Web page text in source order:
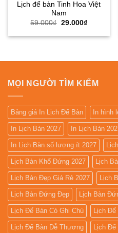
Lịch để bàn Tinh Hoa Việt
Nam
59.000₫ Giá
là:
29.000₫Giá
tại
MỌI NGƯỜI TÌM KIẾM
Bảng giá In Lịch Để Bàn In hình
In Lịch Bàn 2027 In Lịch Bàn
In Lịch Bàn số lượng ít 2027
Lịch Bàn Khổ Đứng 2027 Lịch
Lịch Bàn Đẹp Giá Rẻ 2027 Lịch
Lịch Bàn Đứng Đẹp Lịch Bàn
Lịch Để Bàn Có Ghi Chú Lịch Để
Lịch Để Bàn Dễ Thương Lịch Để